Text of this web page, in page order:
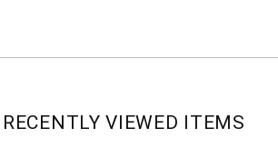
RECENTLY VIEWED ITEMS